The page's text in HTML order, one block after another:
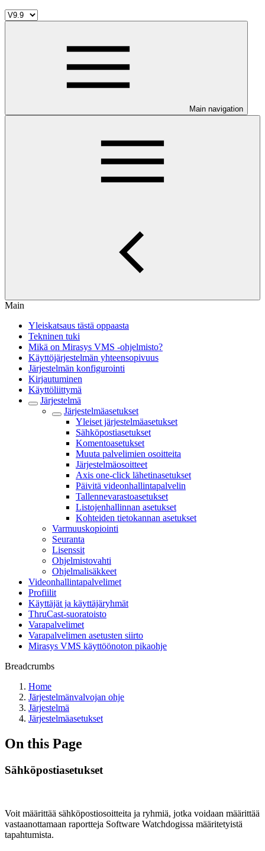
Main navigation
Main
Yleiskatsaus tästä oppaasta
Tekninen tuki
Mikä on Mirasys VMS -ohjelmisto?
Käyttöjärjestelmän yhteensopivuus
Järjestelmän konfigurointi
Kirjautuminen
Käyttöliittymä
Järjestelmä
Järjestelmäasetukset
Yleiset järjestelmäasetukset
Sähköpostiasetukset
Komentoasetukset
Muuta palvelimien osoitteita
Järjestelmäosoitteet
Axis one-click lähetinasetukset
Päivitä videonhallintapalvelin
Tallennevarastoasetukset
Listojenhallinnan asetukset
Kohteiden tietokannan asetukset
Varmuuskopiointi
Seuranta
Lisenssit
Ohjelmistovahti
Ohjelmalisäkkeet
Videonhallintapalvelimet
Profiilit
Käyttäjät ja käyttäjäryhmät
ThruCast-suoratoisto
Varapalvelimet
Varapalvelimen asetusten siirto
Mirasys VMS käyttöönoton pikaohje
Breadcrumbs
Home
Järjestelmänvalvojan ohje
Järjestelmä
Järjestelmäasetukset
On this Page
Sähköpostiasetukset
Voit määrittää sähköpostiosoitteita ja ryhmiä, jotka voidaan määrittää
vastaanottamaan raportteja Software Watchdogissa määritetyistä
tapahtumista.